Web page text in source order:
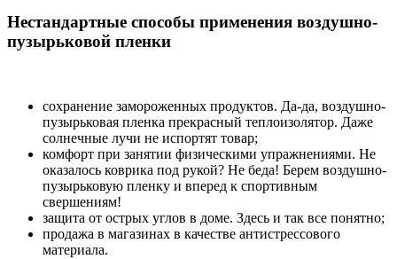
Нестандартные способы применения воздушно-
пузырьковой пленки
сохранение замороженных продуктов. Да-да, воздушно-
пузырьковая пленка прекрасный теплоизолятор. Даже
солнечные лучи не испортят товар;
комфорт при занятии физическими упражнениями. Не
оказалось коврика под рукой? Не беда! Берем воздушно-
пузырьковую пленку и вперед к спортивным
свершениям!
защита от острых углов в доме. Здесь и так все понятно;
продажа в магазинах в качестве антистрессового
материала.